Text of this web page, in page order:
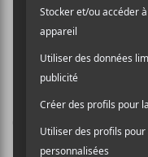
Laissez un
Commentaire